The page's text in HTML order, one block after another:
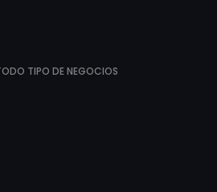
TIPO DE NEGOCIOS